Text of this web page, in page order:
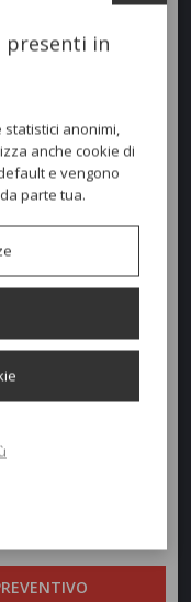
presenti in
statistici anonimi,
anche cookie di
e vengono
parte tua.